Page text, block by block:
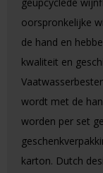
oorspronkelijke
de hand en
kwaliteit en
wordt met de
worden per set
karton. Dutch